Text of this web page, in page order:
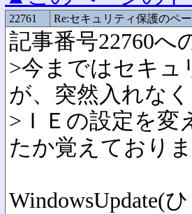
22761 Re:セキュリティ保護のペ
記事番号22760へ
>今まではセキュ
が、突然入れな
>ＩＥの設定を変
たか覚えており
WindowsUpdate(